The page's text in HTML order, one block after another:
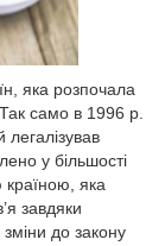
яка розпочала
само в 1996 р.
у більшості
яка
завдяки
до закону